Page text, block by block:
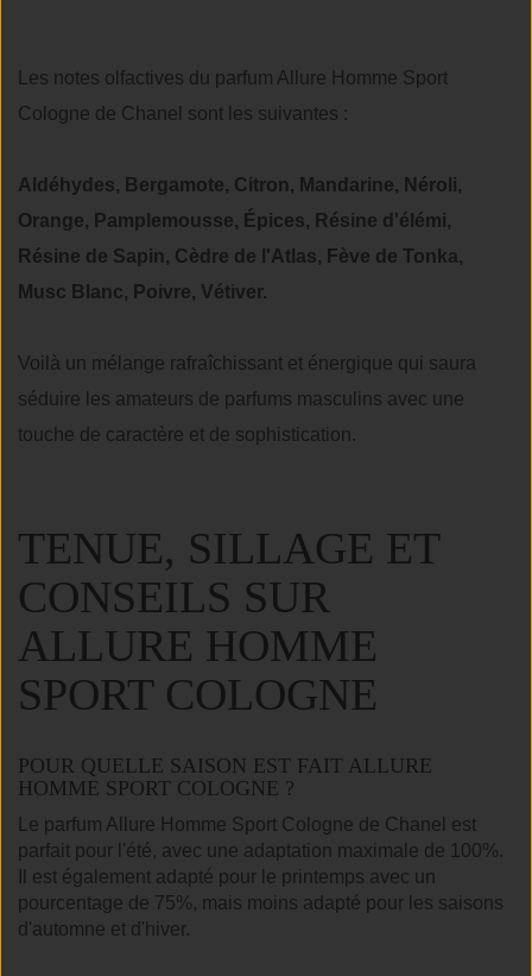
Les notes olfactives du parfum Allure Homme Sport
Cologne de Chanel sont les suivantes :
Aldéhydes, Bergamote, Citron, Mandarine, Néroli,
Orange, Pamplemousse, Épices, Résine d'élémi,
Résine de Sapin, Cèdre de l'Atlas, Fève de Tonka,
Musc Blanc, Poivre, Vétiver.
Voilà un mélange rafraîchissant et énergique qui saura
séduire les amateurs de parfums masculins avec une
touche de caractère et de sophistication.
TENUE, SILLAGE ET
CONSEILS SUR
ALLURE HOMME
SPORT COLOGNE
POUR QUELLE SAISON EST FAIT ALLURE
HOMME SPORT COLOGNE ?
Le parfum Allure Homme Sport Cologne de Chanel est
parfait pour l'été, avec une adaptation maximale de 100%.
Il est également adapté pour le printemps avec un
pourcentage de 75%, mais moins adapté pour les saisons
d'automne et d'hiver.